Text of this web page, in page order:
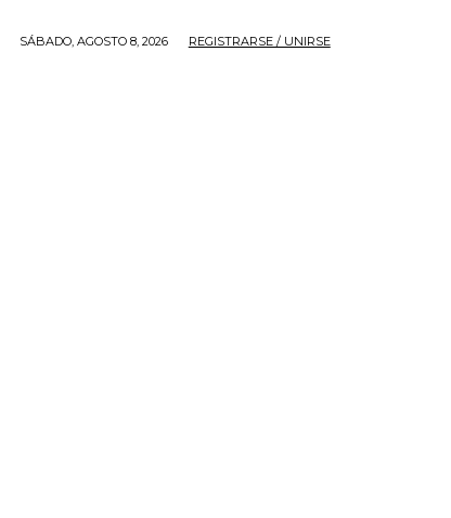
SÁBADO, AGOSTO 8, 2026 REGISTRARSE / UNIRSE